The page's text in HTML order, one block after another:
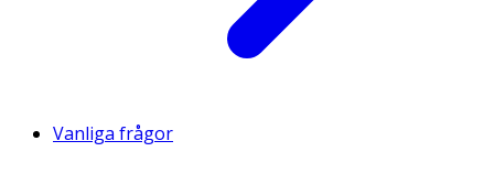
Vanliga frågor